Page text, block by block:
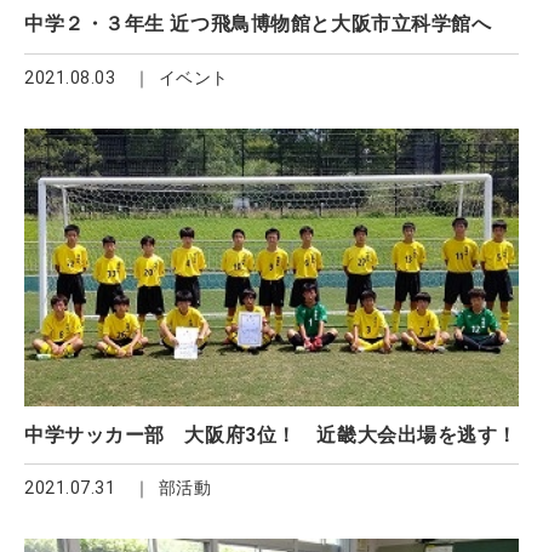
中学２・３年生 近つ飛鳥博物館と大阪市立科学館へ
2021.08.03 イベント
中学サッカー部 大阪府3位！ 近畿大会出場を逃す！
2021.07.31 部活動